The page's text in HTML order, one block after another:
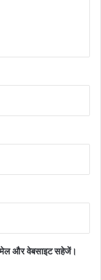
और वेबसाइट सहेजें।